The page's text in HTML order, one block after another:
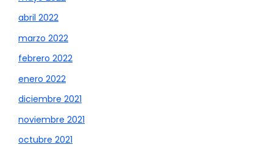
abril 2022
marzo 2022
febrero 2022
enero 2022
diciembre 2021
noviembre 2021
octubre 2021